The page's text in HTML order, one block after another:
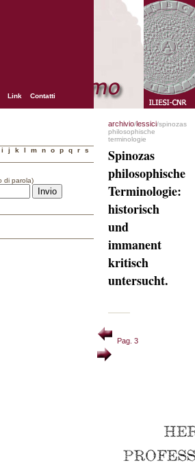
Link Contatti
i j k l m n o p q r
s
di parola)
archivio/lessici/spinozas
philosophische
terminologie
Spinozas
philosophische
Terminologie:
historisch
und
immanent
kritisch
untersucht.
Pag. 3